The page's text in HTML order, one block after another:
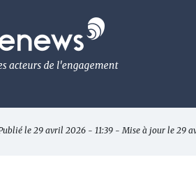
le 29 avril 2026 - 11:39 - Mise à jour le 29